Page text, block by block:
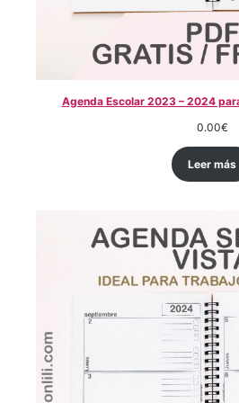
Agenda Escolar 2023 – 2024
0.00€
Leer más